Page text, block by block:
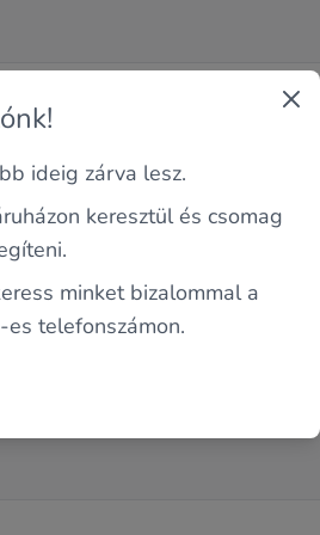
GHz (6 magos)
ideig zárva lesz.
keresztül és csomag
minket bizalommal a
-es telefonszámon.